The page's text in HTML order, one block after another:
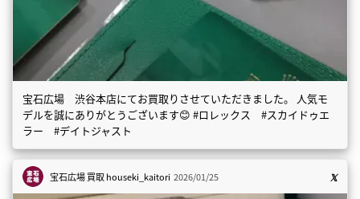
宝石広場 渋谷本店にてお買取りさせていただきました。 人気モ
デルを誠にありがとうございます😊 #ロレックス #スカイドゥエ
ラー #デイトジャスト
宝石広場 買取houseki_kaitori 2026/01/25